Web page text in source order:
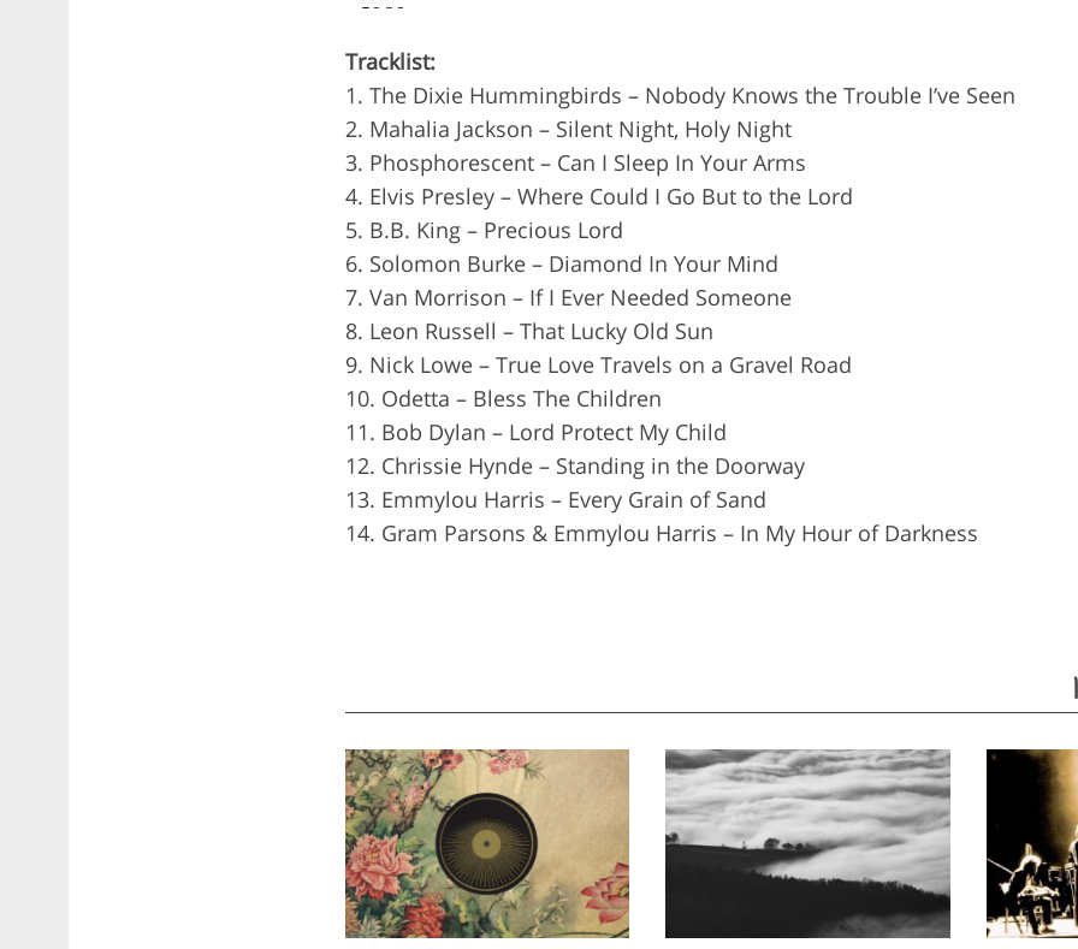
Tracklist:
1. The Dixie Hummingbirds – Nobody Knows the Trouble I’ve Seen
2. Mahalia Jackson – Silent Night, Holy Night
3. Phosphorescent – Can I Sleep In Your Arms
4. Elvis Presley – Where Could I Go But to the Lord
5. B.B. King – Precious Lord
6. Solomon Burke – Diamond In Your Mind
7. Van Morrison – If I Ever Needed Someone
8. Leon Russell – That Lucky Old Sun
9. Nick Lowe – True Love Travels on a Gravel Road
10. Odetta – Bless The Children
11. Bob Dylan – Lord Protect My Child
12. Chrissie Hynde – Standing in the Doorway
13. Emmylou Harris – Every Grain of Sand
14. Gram Parsons & Emmylou Harris – In My Hour of Darkness